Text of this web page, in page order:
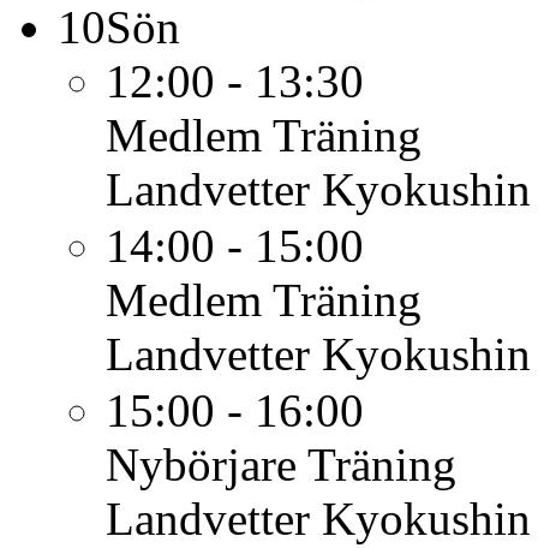
10Sön
12:00 - 13:30
Medlem Träning
Landvetter
14:00 - 15:00
Medlem Träning
Landvetter
15:00 - 16:00
Nybörjare Träning
Landvetter